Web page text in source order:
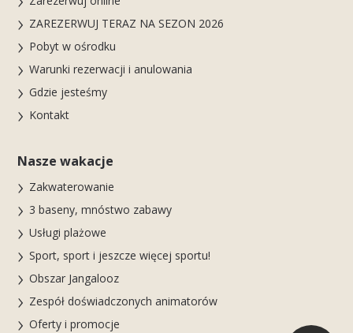
ZAREZERWUJ TERAZ NA SEZON 2026
Pobyt w ośrodku
Warunki rezerwacji i anulowania
Gdzie jesteśmy
Kontakt
Nasze wakacje
Zakwaterowanie
3 baseny, mnóstwo zabawy
Usługi plażowe
Sport, sport i jeszcze więcej sportu!
Obszar Jangalooz
Zespół doświadczonych animatorów
Oferty i promocje